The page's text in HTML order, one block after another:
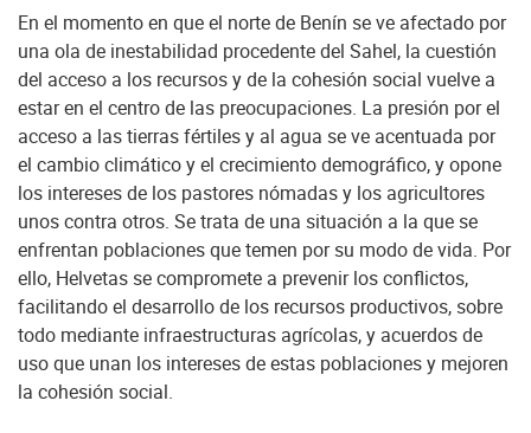
En el momento en que el norte de Benín se ve afectado por
una ola de inestabilidad procedente del Sahel, la cuestión
del acceso a los recursos y de la cohesión social vuelve a
estar en el centro de las preocupaciones. La presión por el
acceso a las tierras fértiles y al agua se ve acentuada por
el cambio climático y el crecimiento demográfico, y opone
los intereses de los pastores nómadas y los agricultores
unos contra otros. Se trata de una situación a la que se
enfrentan poblaciones que temen por su modo de vida. Por
ello, Helvetas se compromete a prevenir los conflictos,
facilitando el desarrollo de los recursos productivos, sobre
todo mediante infraestructuras agrícolas, y acuerdos de
uso que unan los intereses de estas poblaciones y mejoren
la cohesión social.